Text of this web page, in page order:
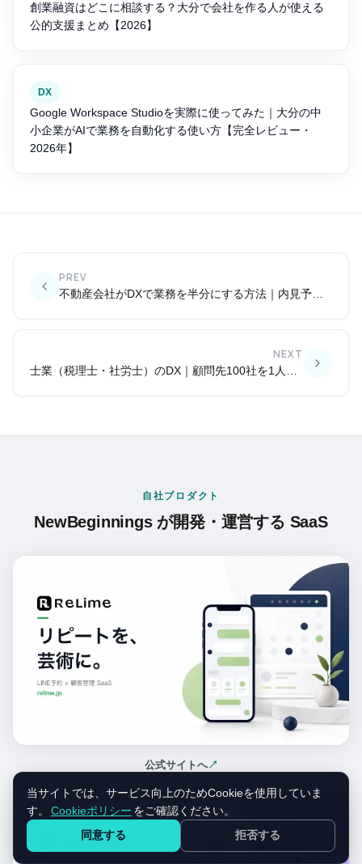
創業融資はどこに相談する？大分で会社を作る人が使える
公的支援まとめ【2026】
DX
Google Workspace Studioを実際に使ってみた｜大分の中
小企業がAIで業務を自動化する使い方【完全レビュー・
2026年】
PREV
不動産会社がDXで業務を半分にする方法｜内見予約・契約・顧客管理
NEXT
士業（税理士・社労士）のDX｜顧問先100社を1人で管理する仕組み
自社プロダクト
NewBeginnings が開発・運営する SaaS
公式サイトへ↗
（新しいタブで開く）
当サイトでは、サービス向上のためCookieを使用していま
す。
Cookieポリシー をご確認ください。
同意する
拒否する